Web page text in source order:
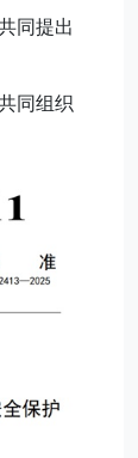
同提出
同组织